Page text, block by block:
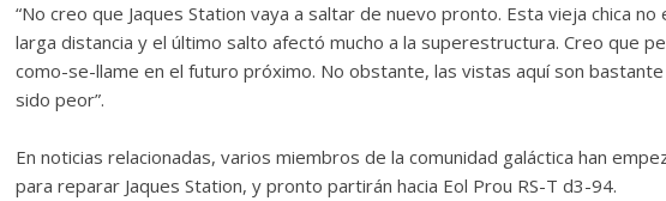
“No creo que Jaques Station vaya a saltar de nuevo pronto. Esta vieja chica
larga distancia y el último salto afectó mucho a la superestructura. Creo que
como-se-llame en el futuro próximo. No obstante, las vistas aquí son
sido peor”.
En noticias relacionadas, varios miembros de la comunidad galáctica han
para reparar Jaques Station, y pronto partirán hacia Eol Prou RS-T d3-94.